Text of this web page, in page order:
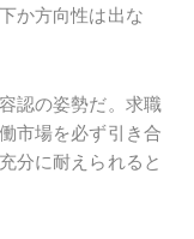
か方向性は出な
認の姿勢だ。求職
市場を必ず引き合
分に耐えられると